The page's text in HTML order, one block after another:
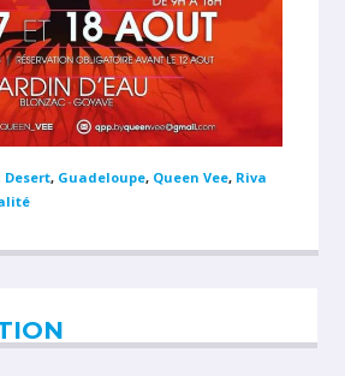
Desert, Guadeloupe, Queen Vee, Riva